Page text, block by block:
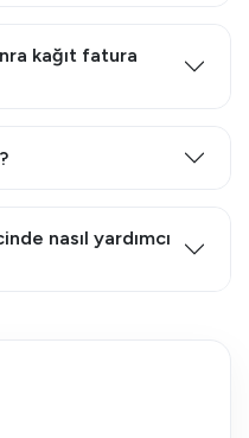
kağıt fatura
nasıl yardımcı